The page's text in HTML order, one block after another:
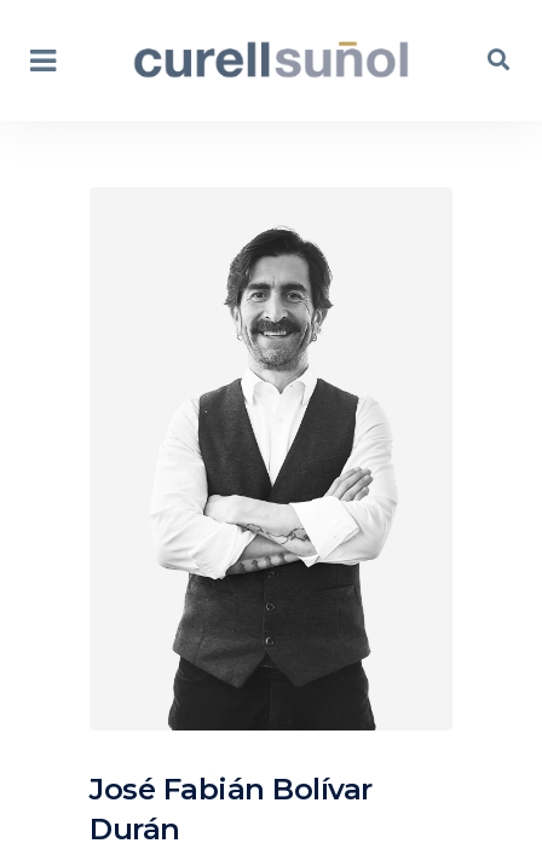
José Fabián Bolívar
Durán